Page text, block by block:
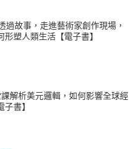
過故事，走進藝術家創作現場，
塑人類生活【電子書】
解析美元邏輯，如何影響全球經
書】